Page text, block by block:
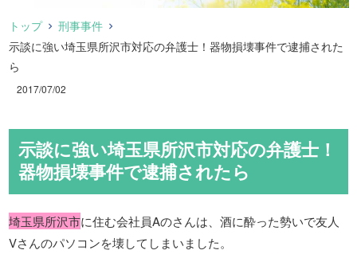
トップ
刑事事件
示談に強い埼玉県所沢市対応の弁護士！器物損壊事件で逮捕された
ら
2017/07/02
示談に強い埼玉県所沢市対応の弁護士！
器物損壊事件で逮捕されたら
埼玉県所沢市に住む会社員Aのさんは、酒に酔った勢いで友人
Vさんのパソコンを壊してしまいました。